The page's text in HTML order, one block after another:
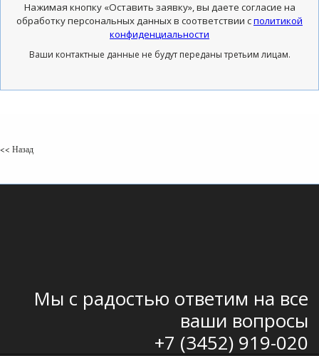
Нажимая кнопку «Оставить заявку», вы даете согласие на
обработку персональных данных в соответствии сполитикой
конфиденциальности
Ваши контактные данные не будут переданы третьим лицам.
<< Назад
Мы с радостью ответим на все
ваши вопросы
+7 (3452) 919-020